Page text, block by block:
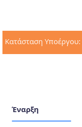
Κατάσταση Υποέργου:
Έναρξη